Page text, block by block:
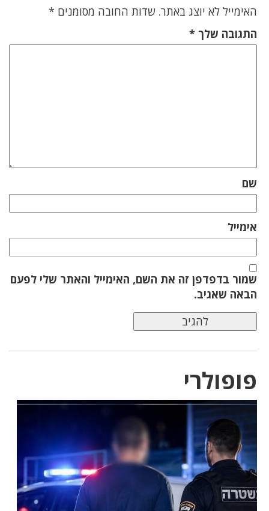
האימייל לא יוצג באתר. שדות החובה מסומנים *
התגובה שלך *
שם
אימייל
שמור בדפדפן זה את השם, האימייל והאתר שלי לפעם
הבאה שאגיב.
פופולרי